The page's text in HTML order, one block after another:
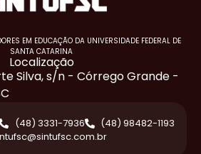
EM EDUCAÇÃO DA UNIVERSIDADE FEDERAL DE
SANTA CATARINA
Localização
Silva, s/n - Córrego Grande -
(48) 3331-7936
(48) 98482-1193